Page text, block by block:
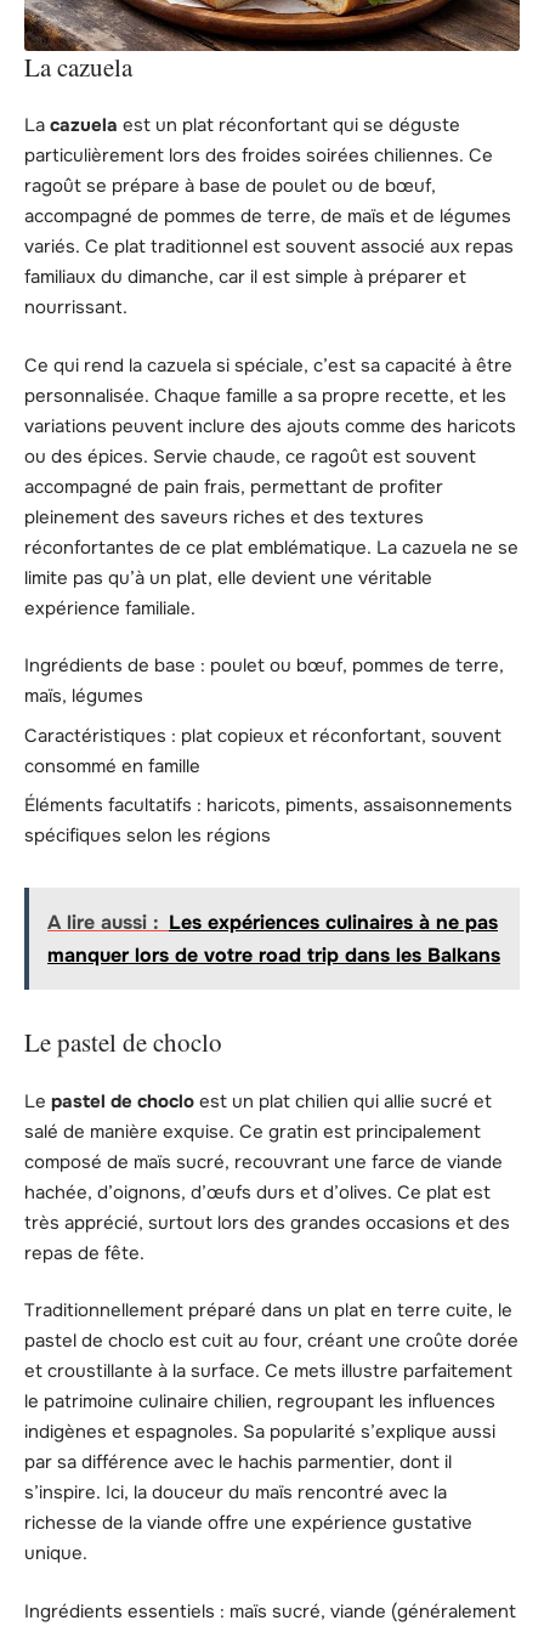
La cazuela
La cazuela est un plat réconfortant qui se déguste
particulièrement lors des froides soirées chiliennes. Ce
ragoût se prépare à base de poulet ou de bœuf,
accompagné de pommes de terre, de maïs et de légumes
variés. Ce plat traditionnel est souvent associé aux repas
familiaux du dimanche, car il est simple à préparer et
nourrissant.
Ce qui rend la cazuela si spéciale, c’est sa capacité à être
personnalisée. Chaque famille a sa propre recette, et les
variations peuvent inclure des ajouts comme des haricots
ou des épices. Servie chaude, ce ragoût est souvent
accompagné de pain frais, permettant de profiter
pleinement des saveurs riches et des textures
réconfortantes de ce plat emblématique. La cazuela ne se
limite pas qu’à un plat, elle devient une véritable
expérience familiale.
Ingrédients de base : poulet ou bœuf, pommes de terre,
maïs, légumes
Caractéristiques : plat copieux et réconfortant, souvent
consommé en famille
Éléments facultatifs : haricots, piments, assaisonnements
spécifiques selon les régions
A lire aussi : Les expériences culinaires à ne pas
manquer lors de votre road trip dans les Balkans
Le pastel de choclo
Le pastel de choclo est un plat chilien qui allie sucré et
salé de manière exquise. Ce gratin est principalement
composé de maïs sucré, recouvrant une farce de viande
hachée, d’oignons, d’œufs durs et d’olives. Ce plat est
très apprécié, surtout lors des grandes occasions et des
repas de fête.
Traditionnellement préparé dans un plat en terre cuite, le
pastel de choclo est cuit au four, créant une croûte dorée
et croustillante à la surface. Ce mets illustre parfaitement
le patrimoine culinaire chilien, regroupant les influences
indigènes et espagnoles. Sa popularité s’explique aussi
par sa différence avec le hachis parmentier, dont il
s’inspire. Ici, la douceur du maïs rencontré avec la
richesse de la viande offre une expérience gustative
unique.
Ingrédients essentiels : maïs sucré, viande (généralement